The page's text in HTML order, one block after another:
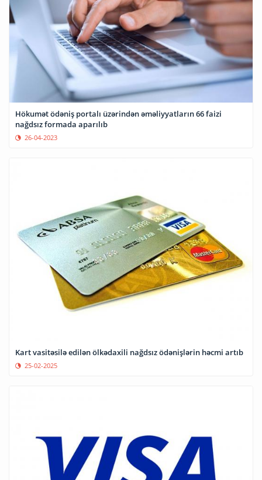
Hökumət ödəniş portalı üzərindən əməliyyatların 66 faizi
nağdsız formada aparılıb
26-04-2023
Kart vasitəsilə edilən ölkədaxili nağdsız ödənişlərin həcmi artıb
25-02-2025